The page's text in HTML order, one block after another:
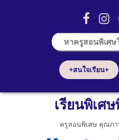
+สนใจเรียน+
เรียนพิเศ
ครูสอนพิเศษ คุณภา